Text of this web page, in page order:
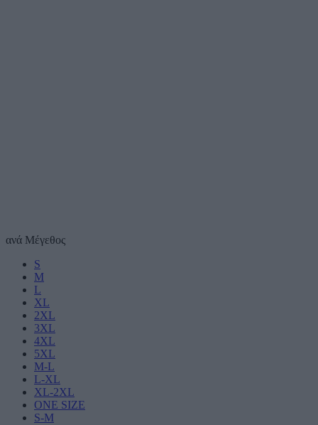
ανά Μέγεθος
S
M
L
XL
2XL
3XL
4XL
5XL
M-L
L-XL
XL-2XL
ONE SIZE
S-M